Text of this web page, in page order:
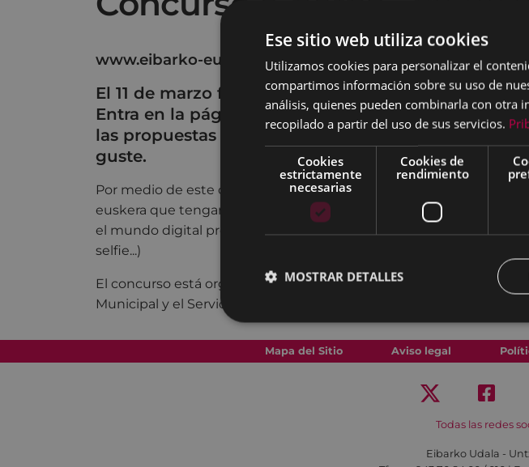
www.eibarko-euskara.eus
El 11 de marzo finalizará el plazo para emitir el voto.
Entra en la página www.eibarko-euskara.eus, mira
las propuestas presentadas y vota la que más te
guste.
Por medio de este concurso se quiere encontrar palabras en
euskera que tengan el mismo significado que las tan conocidas en
el mundo digital provenientes del inglés (influencer, youtuber,
selfie...)
El concurso está organizado por AEK de Eibar, el Euskaltegi
Municipal y el Servicio de Euskara.
Mapa del Sitio Aviso legal
Todas las redes
Eibarko Udala -
Ese sitio web utiliza cookies
Utilizamos cookies para personalizar el
compartimos información sobre su uso de
análisis, quienes pueden combinarla con otra
recopilado a partir del uso de sus servicios.
Cookies
estrictamente
necesarias
Cookies de
rendimiento
MOSTRAR DETALLES